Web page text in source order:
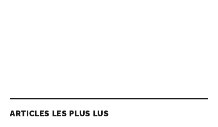
ARTICLES LES PLUS LUS